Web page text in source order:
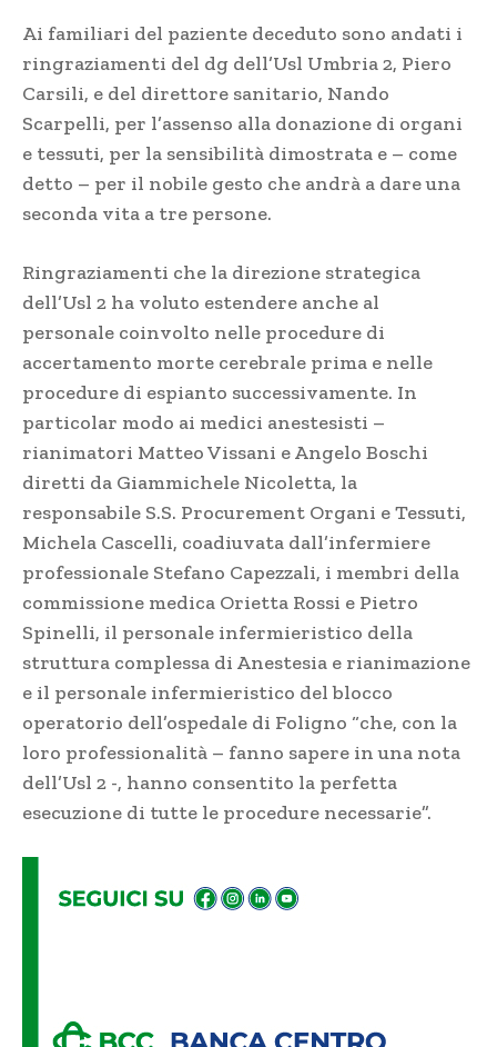
Ai familiari del paziente deceduto sono andati i
ringraziamenti del dg dell’Usl Umbria 2, Piero
Carsili, e del direttore sanitario, Nando
Scarpelli, per l’assenso alla donazione di organi
e tessuti, per la sensibilità dimostrata e – come
detto – per il nobile gesto che andrà a dare una
seconda vita a tre persone.
Ringraziamenti che la direzione strategica
dell’Usl 2 ha voluto estendere anche al
personale coinvolto nelle procedure di
accertamento morte cerebrale prima e nelle
procedure di espianto successivamente. In
particolar modo ai medici anestesisti –
rianimatori Matteo Vissani e Angelo Boschi
diretti da Giammichele Nicoletta, la
responsabile S.S. Procurement Organi e Tessuti,
Michela Cascelli, coadiuvata dall’infermiere
professionale Stefano Capezzali, i membri della
commissione medica Orietta Rossi e Pietro
Spinelli, il personale infermieristico della
struttura complessa di Anestesia e rianimazione
e il personale infermieristico del blocco
operatorio dell’ospedale di Foligno “che, con la
loro professionalità – fanno sapere in una nota
dell’Usl 2 -, hanno consentito la perfetta
esecuzione di tutte le procedure necessarie”.